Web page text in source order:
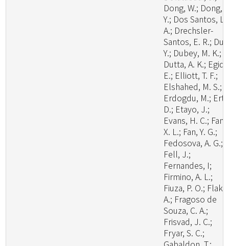
Dong, W.; Dong,
Y.; Dos Santos, L.
A.; Drechsler-
Santos, E. R.; Du,
Y.; Dubey, M. K.;
Dutta, A. K.; Egidi,
E.; Elliott, T. F.;
Elshahed, M. S.;
Erdogdu, M.;
D.; Etayo, J.;
Evans, H. C.; Fan,
X. L.; Fan, Y. G.;
Fedosova, A. G.;
Fell, J.;
Fernandes, I;
Firmino, A. L.;
Fiuza, P. O.;
A.; Fragoso de
Souza, C. A.;
Frisvad, J. C.;
Fryar, S. C.;